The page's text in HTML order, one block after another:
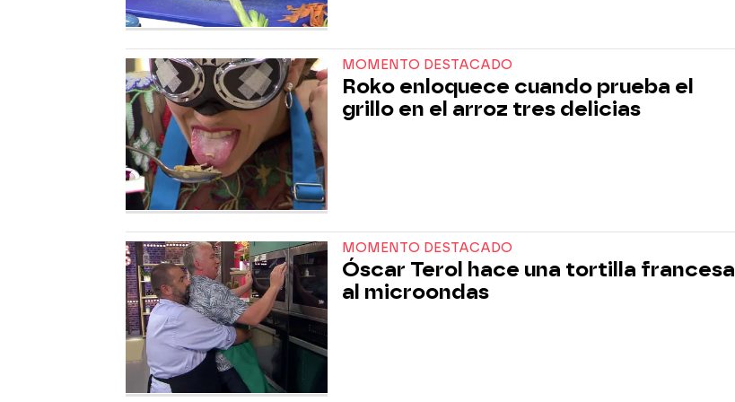
MOMENTO DESTACADO
Roko enloquece cuando prueba el
grillo en el arroz tres delicias
MOMENTO DESTACADO
Óscar Terol hace una tortilla francesa
al microondas